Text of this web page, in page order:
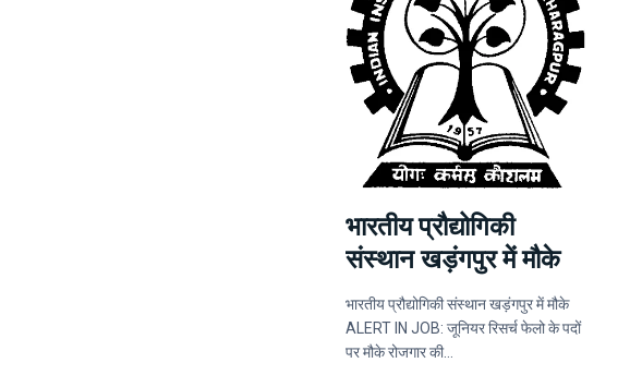
भारतीय प्रौद्योगिकी
संस्थान खड़ंगपुर में मौके
भारतीय प्रौद्योगिकी संस्थान खड़ंगपुर में मौके
ALERT IN JOB: जूनियर रिसर्च फेलो के पदों
पर मौके रोजगार की…